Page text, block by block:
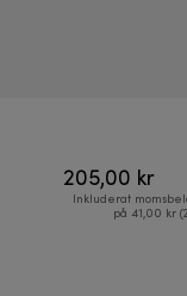
205,00 kr
Inkluderat
på 41,00 kr